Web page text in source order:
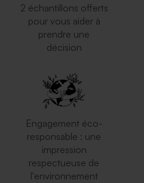
Guirlande fanion vierge
papier effet mat
Enveloppe voeux longue
2 échantillons offerts
pour vous aider à
prendre une
décision
Engagement éco-
responsable : une
impression
respectueuse de
l'environnement